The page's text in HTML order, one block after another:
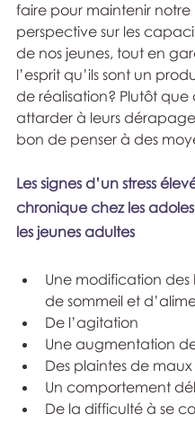
faire pour maintenir notre
perspective sur les
de nos jeunes, tout en
l’esprit qu’ils sont un
de réalisation? Plutôt que
attarder à leurs
bon de penser à des
Les signes d’un stress
chronique chez les
les jeunes adultes
Une modification
de sommeil et
De l’agitation
Une augmentation
Des plaintes de
Un comportement
De la difficulté à se